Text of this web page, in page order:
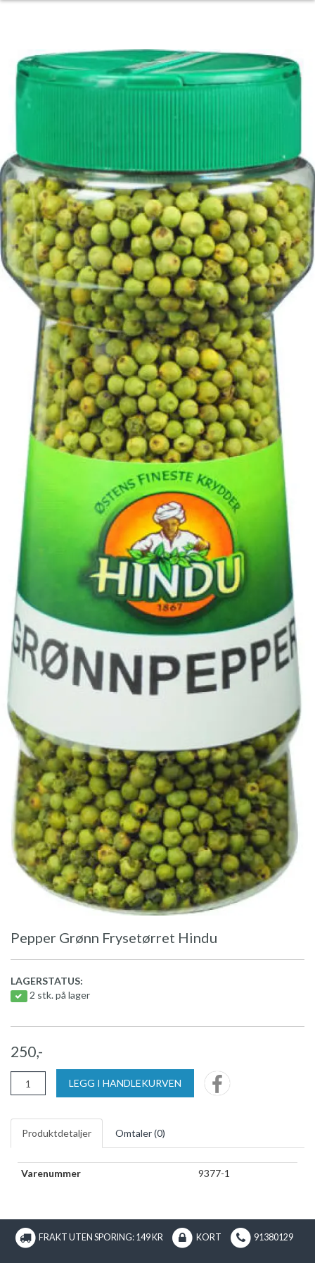
Pepper Grønn Frysetørret Hindu
LAGERSTATUS:
2 stk. på lager
250,-
LEGG I HANDLEKURVEN
Produktdetaljer Omtaler (0)
Varenummer 9377-1
FRAKT UTEN SPORING: 149 KR KORT 91380129